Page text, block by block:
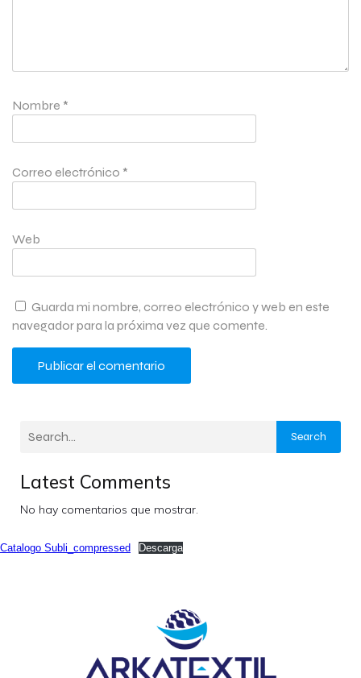
Nombre *
Correo electrónico *
Web
Guarda mi nombre, correo electrónico y web en este
navegador para la próxima vez que comente.
Search
Latest Comments
No hay comentarios que mostrar.
Catalogo Subli_compressed Descarga